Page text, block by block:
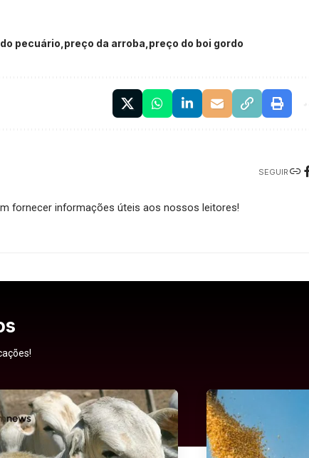
pecuário preço da arroba preço do boi gordo
SEGUIR
fornecer informações úteis aos nossos leitores!